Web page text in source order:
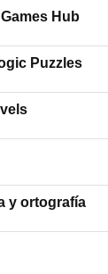
Hub
Puzzles
y ortografía